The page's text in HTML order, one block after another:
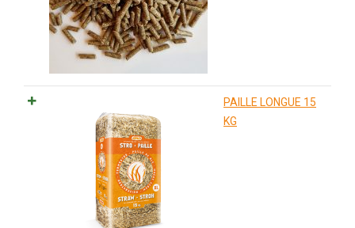
PAILLE LONGUE 15
KG